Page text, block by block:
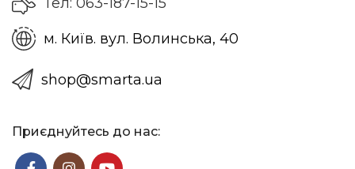
м. Київ. вул. Волинська, 40
shop@smarta.ua
Приєднуйтесь до нас: